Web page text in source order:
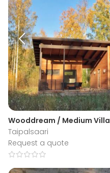
Wooddream / Medium Villa
Taipalsaari
Request a quote